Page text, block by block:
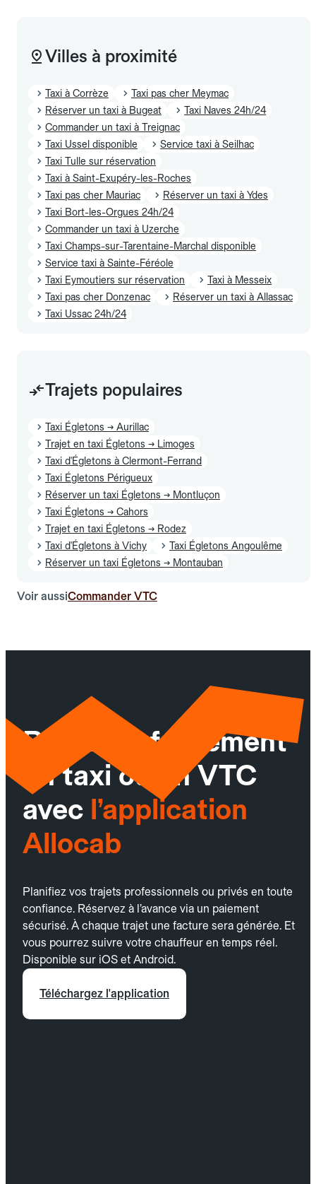
Villes à proximité
Taxi à Corrèze
Taxi pas cher Meymac
Réserver un taxi à Bugeat
Taxi Naves 24h/24
Commander un taxi à Treignac
Taxi Ussel disponible
Service taxi à Seilhac
Taxi Tulle sur réservation
Taxi à Saint-Exupéry-les-Roches
Taxi pas cher Mauriac
Réserver un taxi à Ydes
Taxi Bort-les-Orgues 24h/24
Commander un taxi à Uzerche
Taxi Champs-sur-Tarentaine-Marchal disponible
Service taxi à Sainte-Féréole
Taxi Eymoutiers sur réservation
Taxi à Messeix
Taxi pas cher Donzenac
Réserver un taxi à Allassac
Taxi Ussac 24h/24
Trajets populaires
Taxi Égletons → Aurillac
Trajet en taxi Égletons → Limoges
Taxi d'Égletons à Clermont-Ferrand
Taxi Égletons Périgueux
Réserver un taxi Égletons → Montluçon
Taxi Égletons → Cahors
Trajet en taxi Égletons → Rodez
Taxi d'Égletons à Vichy
Taxi Égletons Angoulême
Réserver un taxi Égletons → Montauban
Voir aussiCommander VTC
Réservez facilement
un taxi ou un VTC
avec l’application
Allocab
Planifiez vos trajets professionnels ou privés en toute
confiance. Réservez à l’avance via un paiement
sécurisé. À chaque trajet une facture sera générée. Et
vous pourrez suivre votre chauffeur en temps réel.
Disponible sur iOS et Android.
Téléchargez l'application